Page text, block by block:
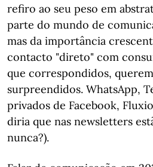
refiro ao seu peso em
parte do mundo de
mas da importância
contacto "direto" com
que correspondidos,
surpreendidos. WhatsApp,
privados de Facebook,
diria que nas newsletters
nunca?).